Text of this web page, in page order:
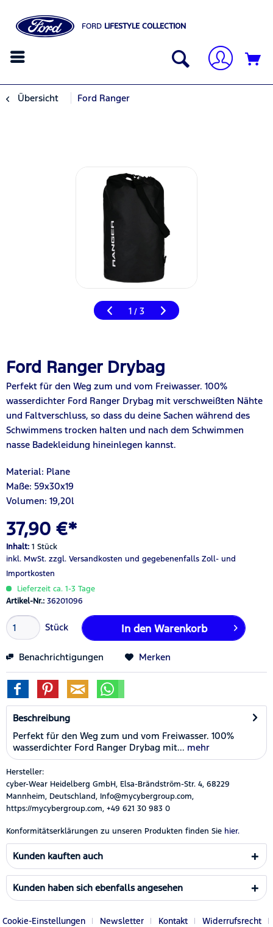
FORD LIFESTYLE COLLECTION
Übersicht Ford Ranger
1 / 3
Ford Ranger Drybag
Perfekt für den Weg zum und vom Freiwasser. 100%
wasserdichter Ford Ranger Drybag mit verschweißten Nähte
und Faltverschluss, so dass du deine Sachen während des
Schwimmens trocken halten und nach dem Schwimmen
nasse Badekleidung hineinlegen kannst.
Material: Plane
Maße: 59x30x19
Volumen: 19,20l
37,90 €*
Inhalt: 1 Stück
inkl. MwSt. zzgl. Versandkosten und gegebenenfalls Zoll- und
Importkosten
Lieferzeit ca. 1-3 Tage
Artikel-Nr.: 36201096
Stück In den Warenkorb
Benachrichtigungen Merken
Beschreibung
Perfekt für den Weg zum und vom Freiwasser. 100%
wasserdichter Ford Ranger Drybag mit... mehr
Hersteller:
cyber-Wear Heidelberg GmbH, Elsa-Brändström-Str. 4, 68229
Mannheim, Deutschland, Info@mycybergroup.com,
https://mycybergroup.com, +49 621 30 983 0
Konformitätserklärungen zu unseren Produkten finden Sie hier.
Kunden kauften auch
Kunden haben sich ebenfalls angesehen
Cookie-Einstellungen Newsletter Kontakt
Widerrufsrecht